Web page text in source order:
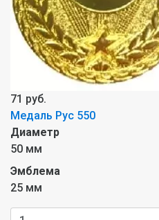
71 руб.
Медаль Рус 550
Диаметр
50 мм
Эмблема
25 мм